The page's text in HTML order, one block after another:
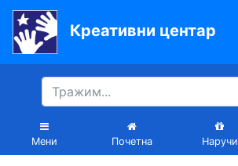
Креативни центар
Мени Почетна Наручи
Почетна
Књиге
Уџбеници